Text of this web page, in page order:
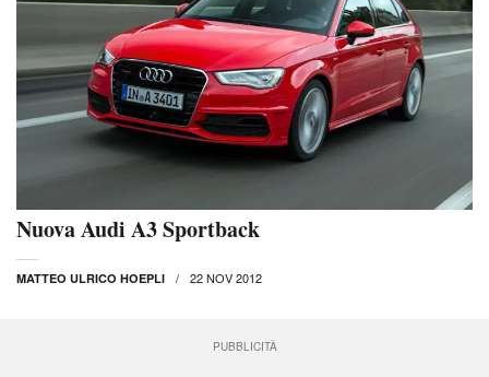
Nuova Audi A3 Sportback
MATTEO ULRICO HOEPLI 22 NOV 2012
PUBBLICITÀ